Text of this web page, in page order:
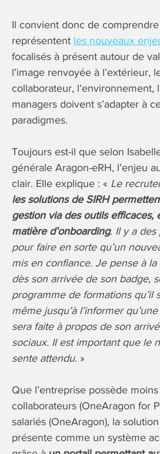
Il convient donc de
représentent les nouveaux
focalisés à présent autour de
l’image renvoyée à l’extérieur,
collaborateur, l’environnement,
managers doivent s’adapter à
paradigmes.
Toujours est-il que selon
générale Aragon-eRH, l’enjeu
clair. Elle explique : « Le
les solutions de SIRH
gestion via des outils efficaces,
matière d’onboarding. Il y a des
pour faire en sorte qu’un
mis en confiance. Je pense à
dès son arrivée de son badge,
programme de formations qu’il
même jusqu’à l’informer
sera faite à propos de son
sociaux. Il est important que le
sente attendu. »
Que l’entreprise possède
collaborateurs (OneAragon for
salariés (OneAragon), la
présente comme un système